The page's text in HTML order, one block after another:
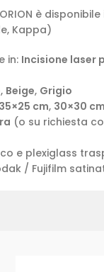
è
Kappa)
in: Incisione laser
, Beige, Grigio
35×25 cm, 30×30 cm
(o su richiesta
e plexiglass
/ Fujifilm